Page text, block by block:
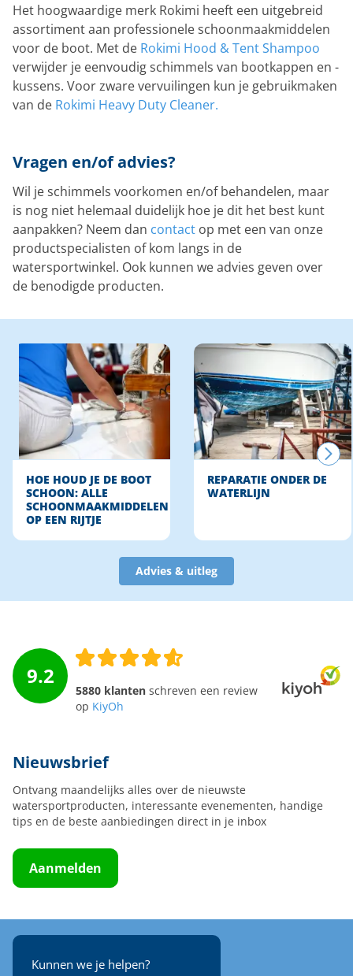
Het hoogwaardige merk Rokimi heeft een uitgebreid
assortiment aan professionele schoonmaakmiddelen
voor de boot. Met de Rokimi Hood & Tent Shampoo
verwijder je eenvoudig schimmels van bootkappen en -
kussens. Voor zware vervuilingen kun je gebruikmaken
van de Rokimi Heavy Duty Cleaner.
Vragen en/of advies?
Wil je schimmels voorkomen en/of behandelen, maar
is nog niet helemaal duidelijk hoe je dit het best kunt
aanpakken? Neem dan contact op met een van onze
productspecialisten of kom langs in de
watersportwinkel. Ook kunnen we advies geven over
de benodigde producten.
HOE HOUD JE DE BOOT
SCHOON: ALLE
SCHOONMAAKMIDDELEN
OP EEN RIJTJE
REPARATIE ONDER DE
WATERLIJN
Advies & uitleg
9.2
5880 klanten schreven een review
op KiyOh
Nieuwsbrief
Ontvang maandelijks alles over de nieuwste
watersportproducten, interessante evenementen, handige
tips en de beste aanbiedingen direct in je inbox
Aanmelden
Kunnen we je helpen?